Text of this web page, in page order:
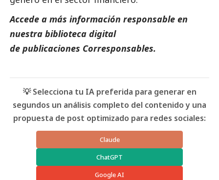
Accede a más información responsable en
nuestra biblioteca digital
de publicaciones Corresponsables.
💡 Selecciona tu IA preferida para generar en
segundos un análisis completo del contenido y una
propuesta de post optimizado para redes sociales:
Claude
ChatGPT
Google AI